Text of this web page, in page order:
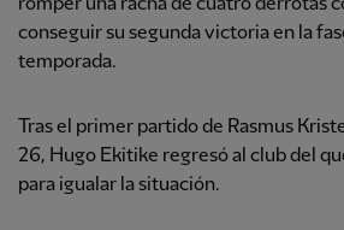
romper una racha de cuatro derrotas
conseguir su segunda victoria en la
temporada.
Tras el primer partido de Rasmus
26, Hugo Ekitike regresó al club del
para igualar la situación.